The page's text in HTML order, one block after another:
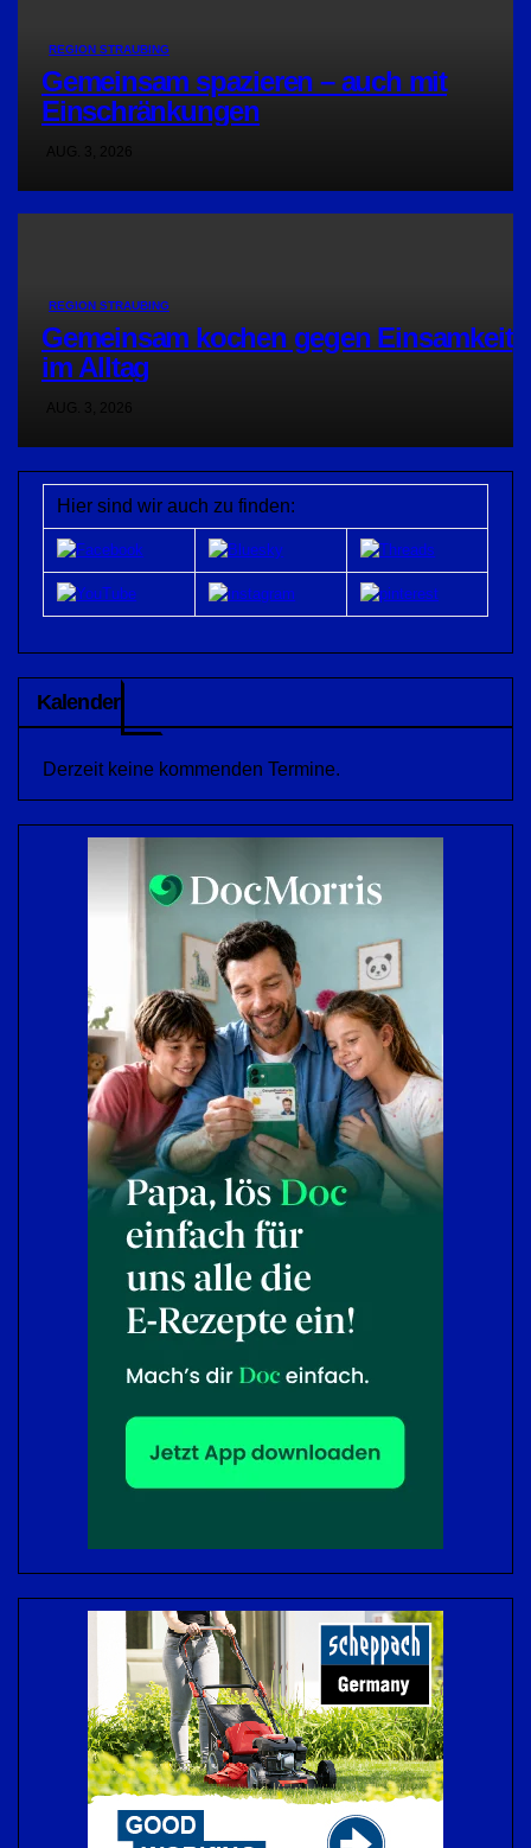
REGION STRAUBING
Gemeinsam spazieren – auch mit
Einschränkungen
REGION STRAUBING
Gemeinsam kochen gegen Einsamkeit
im Alltag
Hier sind wir auch zu finden:
Kalender
Derzeit keine kommenden Termine.